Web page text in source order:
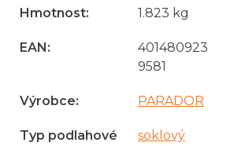
Hmotnost: 1.823 kg
EAN:
401480923
9581
Výrobce: PARADOR
Typ podlahové
soklový